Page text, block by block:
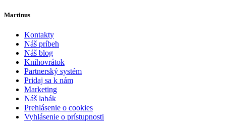
Martinus
Kontakty
Náš príbeh
Náš blog
Knihovrátok
Partnerský systém
Pridaj sa k nám
Marketing
Náš labák
Prehlásenie o cookies
Vyhlásenie o prístupnosti